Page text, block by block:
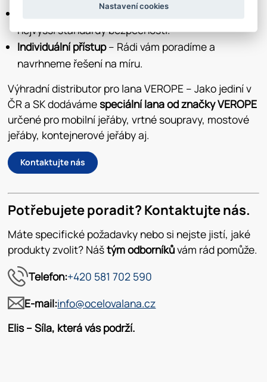
Certifikovaná kvalita– Naše produkty splňují
nejvyšší standardy bezpečnosti.
Individuální přístup– Rádi vám poradíme a
navrhneme řešení na míru.
Výhradní distributor pro lana VEROPE – Jako jediní v
ČR a SK dodávámespeciální lana od značky VEROPE
určené pro mobilní jeřáby, vrtné soupravy, mostové
jeřáby, kontejnerové jeřáby aj.
Kontaktujte nás
Potřebujete poradit? Kontaktujte nás.
Máte specifické požadavky nebo si nejste jistí, jaké
produkty zvolit? Náštým odborníkůvám rád pomůže.
Telefon:+420 581 702 590
E-mail:info@ocelovalana.cz
Elis – Síla, která vás podrží.
Nastavení cookies